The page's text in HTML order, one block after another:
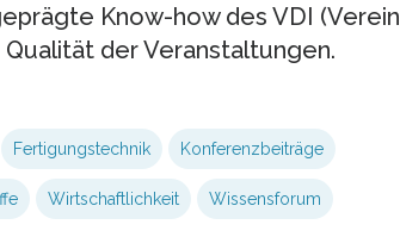
Know-how des VDI (Verein
der Veranstaltungen.
Fertigungstechnik Konferenzbeiträge
Wirtschaftlichkeit Wissensforum